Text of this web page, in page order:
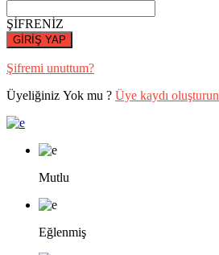
ŞİFRENİZ
GİRİŞ YAP
Şifremi unuttum?
Üyeliğiniz Yok mu ? Üye kaydı oluşturun
Mutlu
Eğlenmiş